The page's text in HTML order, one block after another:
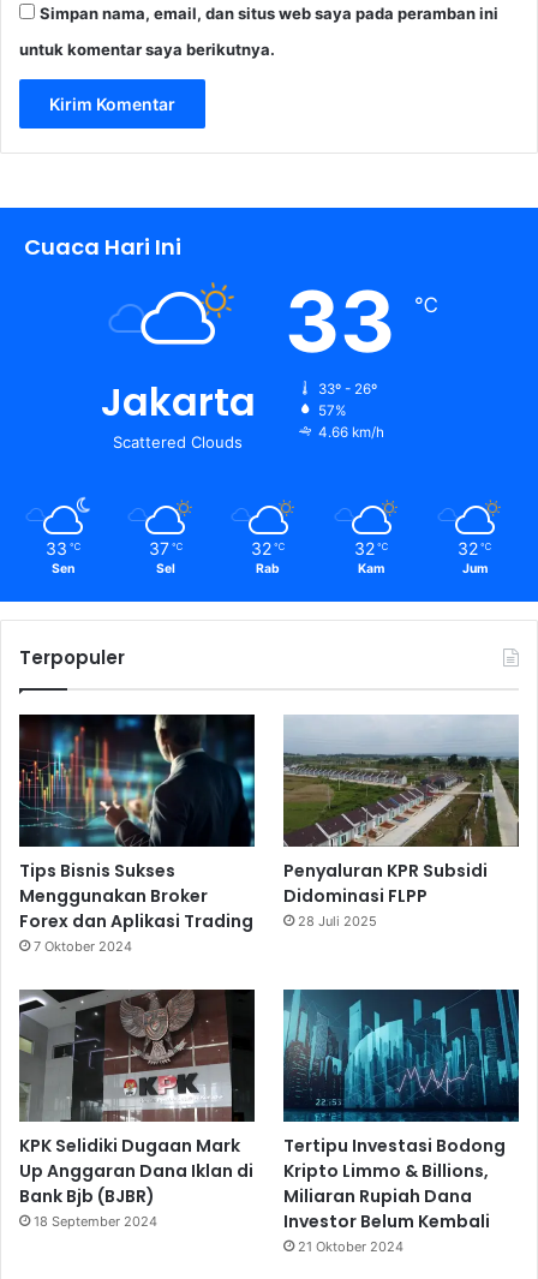
Simpan nama, email, dan situs web saya pada peramban ini
untuk komentar saya berikutnya.
Cuaca Hari Ini
Jakarta
Scattered Clouds
33 ℃
33º - 26º
57%
4.66 km/h
33 ℃
Sen
37 ℃
Sel
32 ℃
Rab
32 ℃
Kam
32 ℃
Jum
Terpopuler
Tips Bisnis Sukses
Menggunakan Broker
Forex dan Aplikasi Trading
7 Oktober 2024
Penyaluran KPR Subsidi
Didominasi FLPP
28 Juli 2025
KPK Selidiki Dugaan Mark
Up Anggaran Dana Iklan di
Bank Bjb (BJBR)
18 September 2024
Tertipu Investasi Bodong
Kripto Limmo & Billions,
Miliaran Rupiah Dana
Investor Belum Kembali
21 Oktober 2024